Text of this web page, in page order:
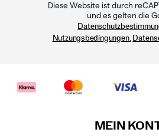
Diese Website ist durch
und es gelten die
Nutzungsbedingungen.
MEIN